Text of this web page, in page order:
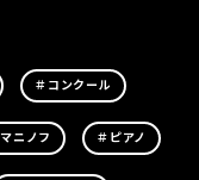
＃コンクール
ニノフ ＃ピアノ